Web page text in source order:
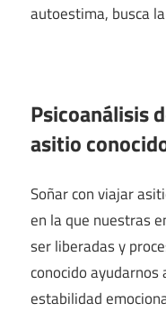
autoestima, busca
Psicoanálisis
asitio
Soñar con viajar
en la que nuestras
ser liberadas y
conocido
estabilidad